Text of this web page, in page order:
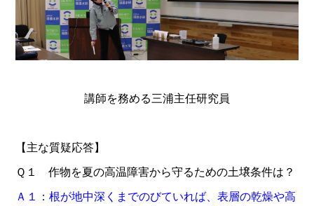
講師を務める三浦主任研究員
【主な質疑応答】
Ｑ１ 作物を夏の高温障害から守るための土壌条件は？
Ａ１：根が地中深くまでのびていれば、表層の乾燥や高